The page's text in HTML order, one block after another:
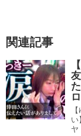
関連記事
い
ヤ